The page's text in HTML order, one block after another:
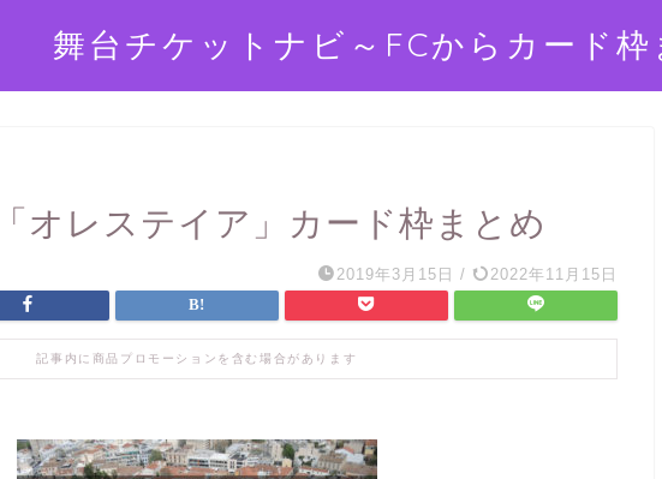
舞台チケットナビ～FCからカード枠
オレステイア」カード枠まとめ
2019年3月15日 / 2022年11月15日
記事内に商品プロモーションを含む場合があります